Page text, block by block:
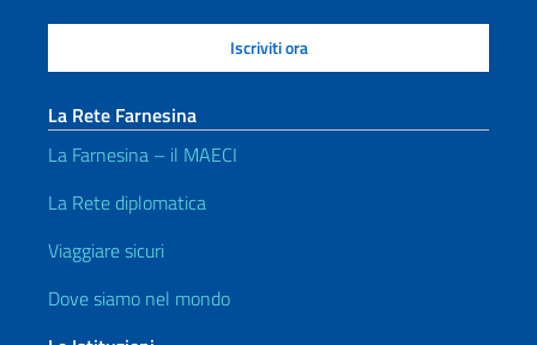
La Rete Farnesina
La Farnesina – il MAECI
La Rete diplomatica
Viaggiare sicuri
Dove siamo nel mondo